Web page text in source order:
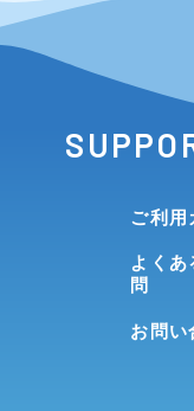
ご利用
よくあ
問
お問い